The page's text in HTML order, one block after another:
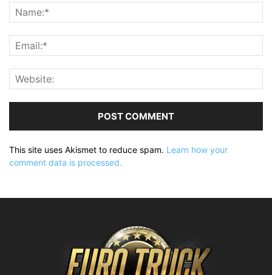
This site uses Akismet to reduce spam. Learn how your
comment data is processed.